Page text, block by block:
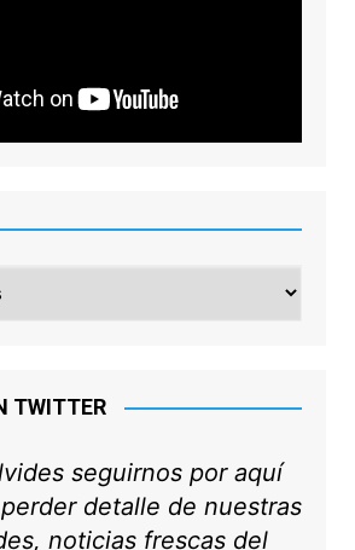
TWITTER
seguirnos por aquí
detalle de nuestras
noticias frescas del